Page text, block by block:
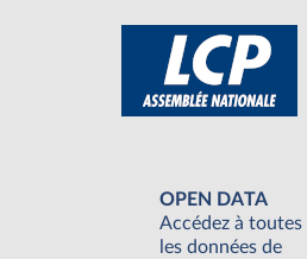
OPEN DATA
Accédez à toutes
les données de